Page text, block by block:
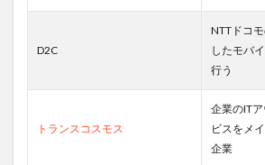
D2C
NTTドコ
したモバ
行う
トランスコスモス
企業のIT
ビスをメ
企業